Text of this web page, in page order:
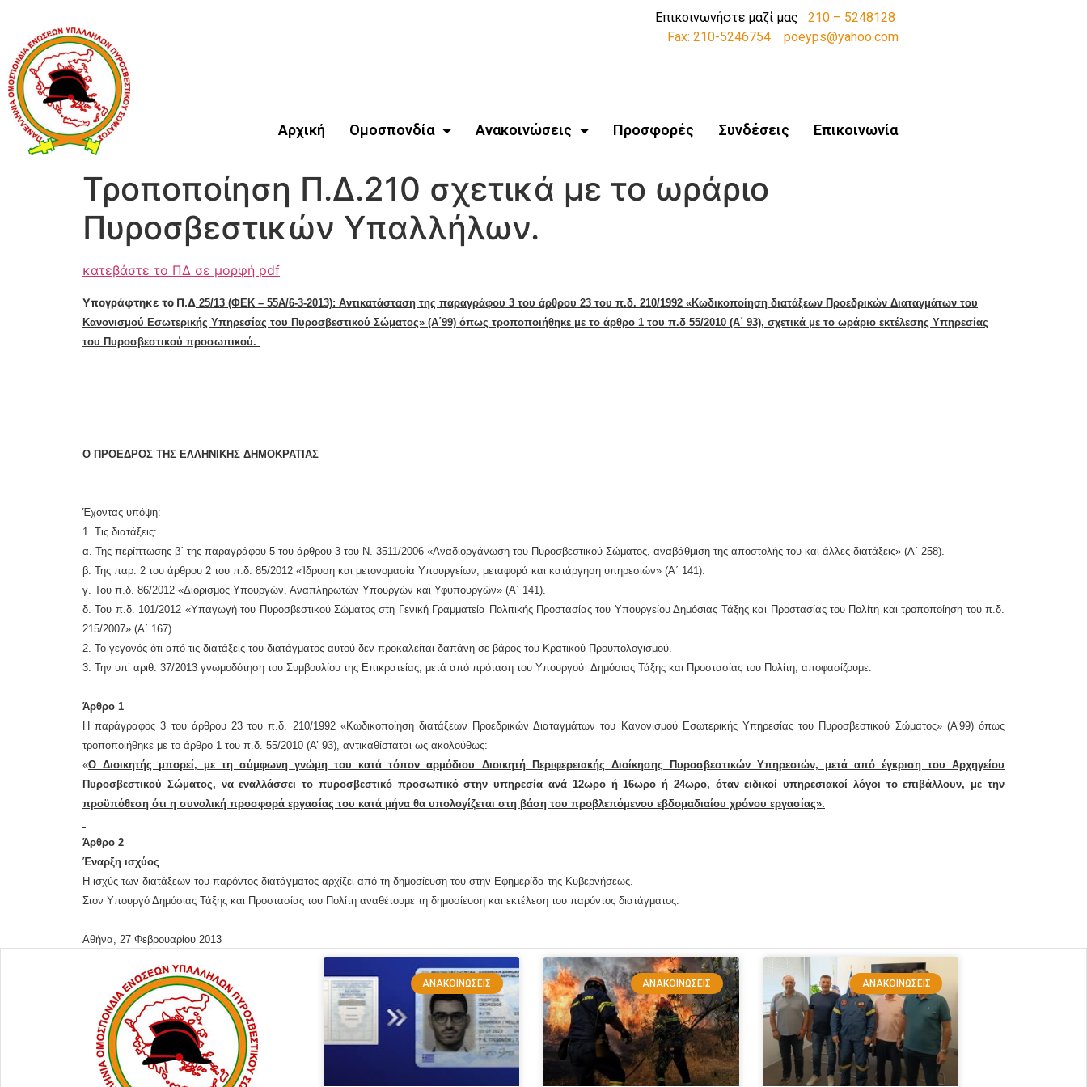
Επικοινωνήστε μαζί μας 210 – 5248128
Fax: 210-5246754
poeyps@yahoo.com
Αρχική Ομοσπονδία Ανακοινώσεις Προσφορές Συνδέσεις Επικοινωνία
Τροποποίηση Π.Δ.210 σχετικά με το ωράριο
Πυροσβεστικών Υπαλλήλων.
κατεβάστε το ΠΔ σε μορφή pdf
Υπογράφτηκε το Π.Δ 25/13 (ΦΕΚ – 55Α/6-3-2013): Αντικατάσταση της παραγράφου 3 του άρθρου 23 του π.δ. 210/1992 «Κωδικοποίηση διατάξεων Προεδρικών Διαταγμάτων του
Κανονισμού Εσωτερικής Υπηρεσί­ας του Πυροσβεστικού Σώματος» (Α΄99) όπως τρο­ποποιήθηκε με το άρθρο 1 του π.δ 55/2010 (Α΄ 93), σχετικά με το ωράριο εκτέλεσης Υπηρεσίας
του Πυροσβεστικού προσωπικού.
Ο ΠΡΟΕΔΡΟΣ ΤΗΣ ΕΛΛΗΝΙΚΗΣ ΔΗΜΟΚΡΑΤΙΑΣ
Έχοντας υπόψη:
1. Τις διατάξεις:
α. Της περίπτωσης β΄ της παραγράφου 5 του άρθρου 3 του Ν. 3511/2006 «Αναδιοργάνωση του Πυροσβεστικού Σώματος, αναβάθμιση της αποστολής του και άλλες διατάξεις» (Α΄ 258).
β. Της παρ. 2 του άρθρου 2 του π.δ. 85/2012 «Ίδρυση και μετονομασία Υπουργείων, μεταφορά και κατάργηση υπηρεσιών» (Α΄ 141).
γ. Του π.δ. 86/2012 «Διορισμός Υπουργών, Αναπληρω­τών Υπουργών και Υφυπουργών» (Α΄ 141).
δ. Του π.δ. 101/2012 «Υπαγωγή του Πυροσβεστικού Σώ­ματος στη Γενική Γραμματεία Πολιτικής Προστασίας του Υπουργείου Δημόσιας Τάξης και Προστασίας του Πολίτη και τροποποίηση του π.δ.
215/2007» (Α΄ 167).
2. Το γεγονός ότι από τις διατάξεις του διατάγματος αυτού δεν προκαλείται δαπάνη σε βάρος του Κρατικού Προϋπολογισμού.
3. Την υπ’ αριθ. 37/2013 γνωμοδότηση του Συμβουλίου της Επικρατείας, μετά από πρόταση του Υπουργού Δημόσιας Τάξης και Προστασίας του Πολίτη, αποφασίζουμε:
Άρθρο 1
Η παράγραφος 3 του άρθρου 23 του π.δ. 210/1992 «Κωδικοποίηση διατάξεων Προεδρικών Διαταγμάτων του Κανονισμού Εσωτερικής Υπηρεσίας του Πυροσβεστικού Σώματος» (Α’99) όπως
τροποποιήθηκε με το άρθρο 1 του π.δ. 55/2010 (Α’ 93), αντικαθίσταται ως ακολούθως:
«Ο Διοικητής μπορεί, με τη σύμφωνη γνώμη του κατά τόπον αρμόδιου Διοικητή Περιφερειακής Διοίκησης Πυροσβεστικών Υπηρεσιών, μετά από έγκριση του Αρχηγείου
Πυροσβεστικού Σώματος, να εναλλάσσει το πυροσβεστικό προσωπικό στην υπηρεσία ανά 12ωρο ή 16ωρο ή 24ωρο, όταν ειδικοί υπηρεσιακοί λόγοι το επιβάλλουν, με την
προϋπόθεση ότι η συνολική προσφορά εργασίας του κατά μήνα θα υπολογίζεται στη βάση του προβλεπόμενου εβδομαδιαίου χρόνου εργασίας».
Άρθρο 2
Έναρξη ισχύος
Η ισχύς των διατάξεων του παρόντος διατάγματος αρχίζει από τη δημοσίευση του στην Εφημερίδα της Κυβερνήσεως.
Στον Υπουργό Δημόσιας Τάξης και Προστασίας του Πολίτη αναθέτουμε τη δημοσίευση και εκτέλεση του παρόντος διατάγματος.
Αθήνα, 27 Φεβρουαρίου 2013
ΑΝΑΚΟΙΝΏΣΕΙΣ ΑΝΑΚΟΙΝΏΣΕΙΣ ΑΝΑΚΟΙΝΏΣΕΙΣ